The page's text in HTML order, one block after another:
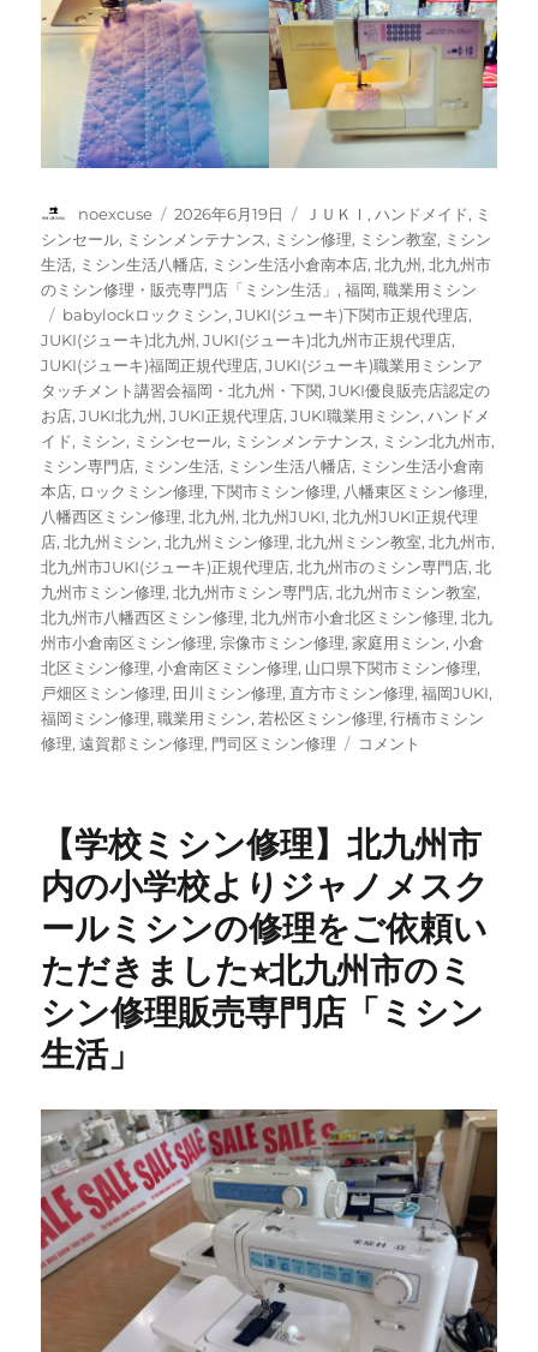
投
稿
者
noexcuse
投
稿
日:
2026年6月19日
カ
テ
ゴ
リ
ー
ＪＵＫＩ ,ハンドメイド, ミ
シンセール, ミシンメンテナンス, ミシン修理, ミシン教室, ミシン
生活, ミシン生活八幡店, ミシン生活小倉南本店,北九州 ,北九州市
のミシン修理・販売専門店「ミシン生活」 ,福岡,職業用ミシン
タ
グ
babylockロックミシン,JUKI(ジューキ)下関市正規代理店,
JUKI(ジューキ)北九州 ,JUKI(ジューキ)北九州市正規代理店,
JUKI(ジューキ)福岡正規代理店,JUKI(ジューキ)職業用ミシンア
タッチメント講習会福岡・北九州・下関,JUKI優良販売店認定の
お店,JUKI北九州 ,JUKI正規代理店,JUKI職業用ミシン,ハンドメ
イド, ミシン, ミシンセール, ミシンメンテナンス, ミシン北九州市,
ミシン専門店, ミシン生活, ミシン生活八幡店, ミシン生活小倉南
本店, ロックミシン修理,下関市ミシン修理, 八幡東区ミシン修理,
八幡西区ミシン修理,北九州 ,北九州JUKI,北九州JUKI正規代理
店,北九州ミシン,北九州ミシン修理,北九州ミシン教室,北九州市,
北九州市JUKI(ジューキ)正規代理店,北九州市のミシン専門店,北
九州市ミシン修理,北九州市ミシン専門店,北九州市ミシン教室,
北九州市八幡西区ミシン修理,北九州市小倉北区ミシン修理,北九
州市小倉南区ミシン修理, 宗像市ミシン修理,家庭用ミシン,小倉
北区ミシン修理,小倉南区ミシン修理, 山口県下関市ミシン修理,
戸畑区ミシン修理, 田川ミシン修理, 直方市ミシン修理,福岡JUKI,
福岡ミシン修理,職業用ミシン, 若松区ミシン修理,行橋市ミシン
修理,遠賀郡ミシン修理, 門司区ミシン修理
JUKI（ジ
家
用
コ
ン
ピ
ュ
ー
ン
【モ
デ
ル
HZL-
7500
型
ザ・
ミ
コメント
【学校ミシン修理】北九州市
内の小学校よりジャノメスク
ールミシンの修理をご依頼い
ただきました⭐︎北九州市のミ
シン修理販売専門店「ミシン
生活」